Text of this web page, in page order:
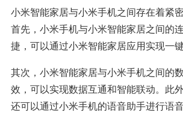
小米智能家居与小米手机之间存在着紧
首先，小米手机与小米智能家居之间的
捷，可以通过小米智能家居应用实现一键
其次，小米智能家居与小米手机之间的
效，可以实现数据互通和智能联动。此
还可以通过小米手机的语音助手进行语